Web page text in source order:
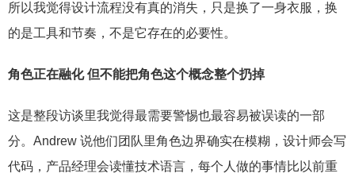
所以我觉得设计流程没有真的消失，只是换了一身衣服，换
的是工具和节奏，不是它存在的必要性。
角色正在融化 但不能把角色这个概念整个扔掉
这是整段访谈里我觉得最需要警惕也最容易被误读的一部
分。Andrew 说他们团队里角色边界确实在模糊，设计师会写
代码，产品经理会读懂技术语言，每个人做的事情比以前重